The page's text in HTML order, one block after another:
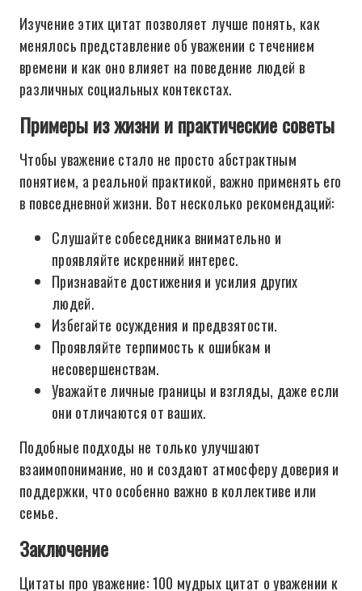
Изучение этих цитат позволяет лучше понять, как
менялось представление об уважении с течением
времени и как оно влияет на поведение людей в
различных социальных контекстах.
Примеры из жизни и практические советы
Чтобы уважение стало не просто абстрактным
понятием, а реальной практикой, важно применять его
в повседневной жизни. Вот несколько рекомендаций:
Слушайте собеседника внимательно и
проявляйте искренний интерес.
Признавайте достижения и усилия других
людей.
Избегайте осуждения и предвзятости.
Проявляйте терпимость к ошибкам и
несовершенствам.
Уважайте личные границы и взгляды, даже если
они отличаются от ваших.
Подобные подходы не только улучшают
взаимопонимание, но и создают атмосферу доверия и
поддержки, что особенно важно в коллективе или
семье.
Заключение
Цитаты про уважение: 100 мудрых цитат о уважении к